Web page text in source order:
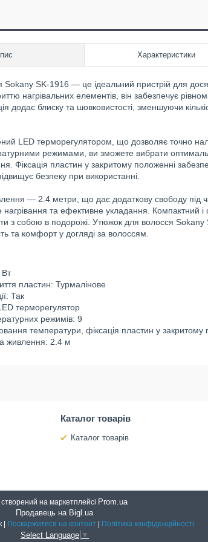
Характеристики
SK-1916 — це ідеальний пристрій для
нагрівальних елементів, він забезпечує
додає блиску та шовковистості, зменшуючи
LED терморегулятором, що дозволяє точно
режимами, ви зможете вибрати
Фіксація пластин у закритому положенні
безпеку при використанні.
— 2.4 метри, що дає додаткову свободу під
та ефективне укладання. Компактний і
з собою в подорожі. Утюжок для волосся Sokany
та комфорт у догляді за волоссям.
Вт
пластин: Турмалінове
Так
терморегулятор
режимів: 9
температури, фіксація пластин у закритому
живлення: 2.4 м
Каталог товарів
Каталог товарів
на маркетплейсі Prom.ua
Продавець на Bigl.ua
Поскаржитися на контент Політика конфіденційності
Select Language ▼